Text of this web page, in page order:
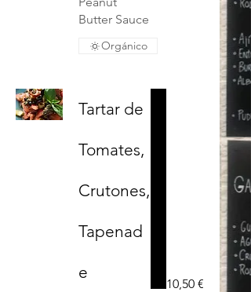
Butter Sauce
Orgánico
Tartar de
Tomates,
Crutones,
Tapenad
e
10,50 €